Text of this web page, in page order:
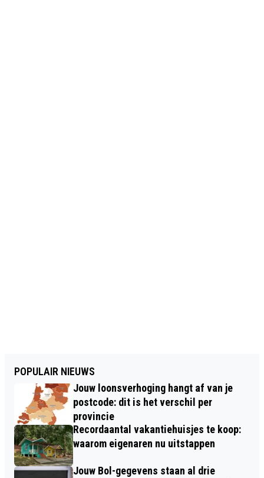
POPULAIR NIEUWS
Jouw loonsverhoging hangt af van je
postcode: dit is het verschil per
provincie
Recordaantal vakantiehuisjes te koop:
waarom eigenaren nu uitstappen
Jouw Bol-gegevens staan al drie